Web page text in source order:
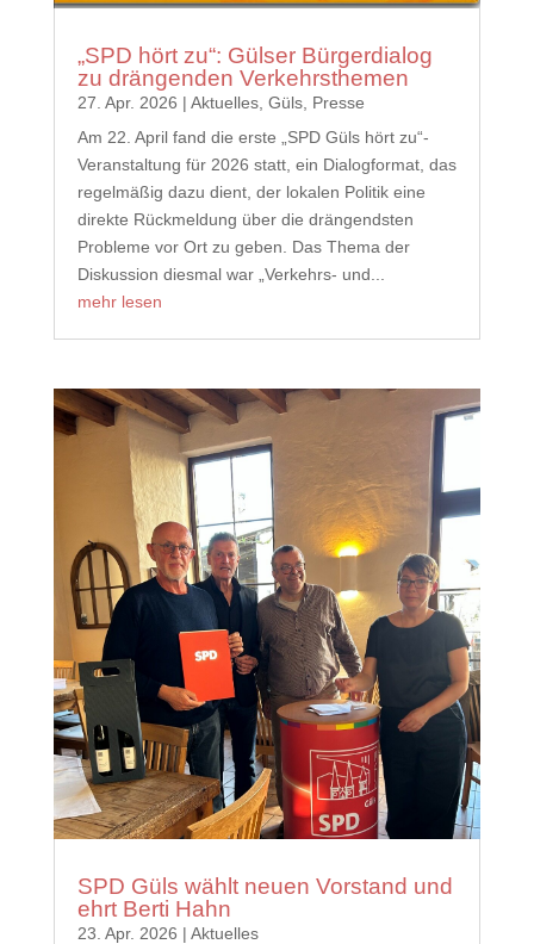
„SPD hört zu“: Gülser Bürgerdialog
zu drängenden Verkehrsthemen
27. Apr. 2026 | Aktuelles, Güls, Presse
Am 22. April fand die erste „SPD Güls hört zu“-
Veranstaltung für 2026 statt, ein Dialogformat, das
regelmäßig dazu dient, der lokalen Politik eine
direkte Rückmeldung über die drängendsten
Probleme vor Ort zu geben. Das Thema der
Diskussion diesmal war „Verkehrs- und...
mehr lesen
SPD Güls wählt neuen Vorstand und
ehrt Berti Hahn
23. Apr. 2026 | Aktuelles